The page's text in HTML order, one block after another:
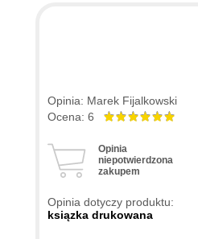
Opinia: Marek Fijalkowski
Ocena: 6
Opinia
niepotwierdzona
zakupem
Opinia dotyczy produktu:
ksiązka drukowana